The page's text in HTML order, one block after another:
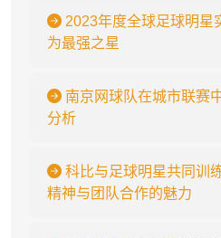
2023年度全球足球明星
为最强之星
南京网球队在城市联赛
分析
科比与足球明星共同训
精神与团队合作的魅力